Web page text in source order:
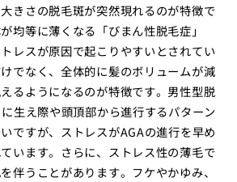
きさの脱毛斑が突然現れるのが特徴で
均等に薄くなる「びまん性脱毛症」
レスが原因で起こりやすいとされてい
でなく、全体的に髪のボリュームが減
るようになるのが特徴です。男性型脱
生え際や頭頂部から進行するパターン
ですが、ストレスがAGAの進行を早め
います。さらに、ストレス性の薄毛で
伴うことがあります。フケやかゆみ、